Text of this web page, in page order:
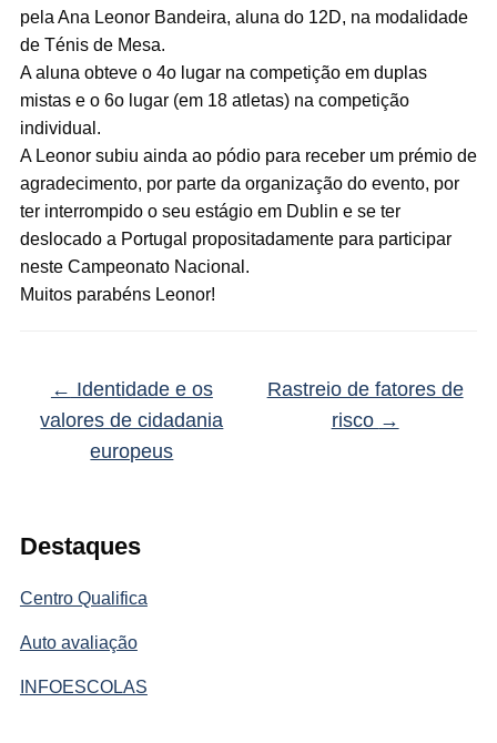
Destaques
Centro Qualifica
Auto avaliação
INFOESCOLAS
pela Ana Leonor Bandeira, aluna do 12D, na modalidade
de Ténis de Mesa.
A aluna obteve o 4o lugar na competição em duplas
mistas e o 6o lugar (em 18 atletas) na competição
individual.
A Leonor subiu ainda ao pódio para receber um prémio de
agradecimento, por parte da organização do evento, por
ter interrompido o seu estágio em Dublin e se ter
deslocado a Portugal propositadamente para participar
neste Campeonato Nacional.
Muitos parabéns Leonor!
← Identidade e os
valores de cidadania
europeus
Rastreio de fatores de
risco →